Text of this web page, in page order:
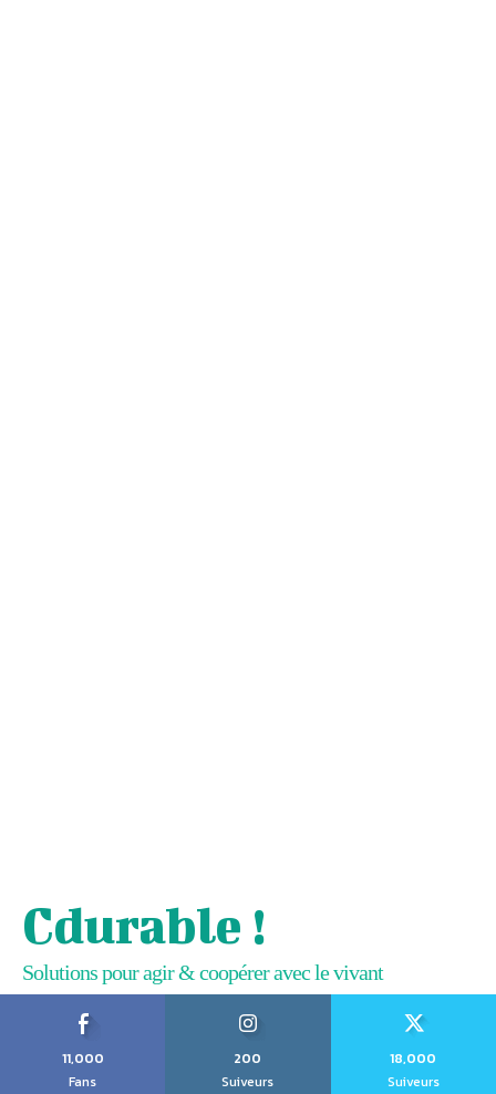
Cdurable !
Solutions pour agir & coopérer avec le vivant
11,000
Fans
200
Suiveurs
18,000
Suiveurs